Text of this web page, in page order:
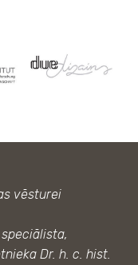
vēsturei
Dr. h. c. hist.